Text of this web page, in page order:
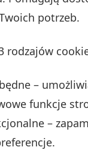
potrzeb.
rodzajów
–
funkcje
–